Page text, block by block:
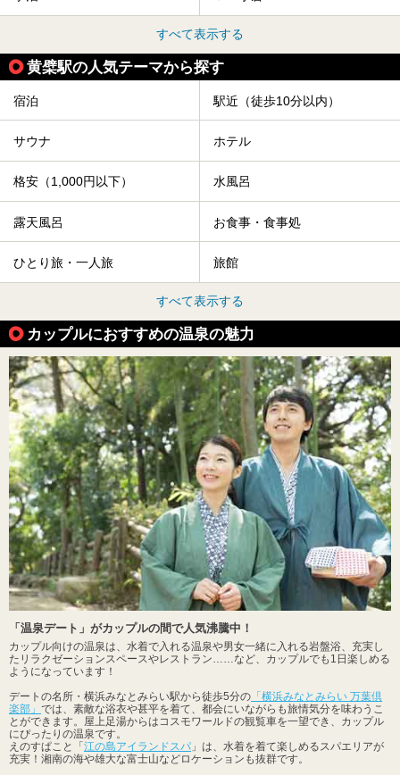
すべて表示する
黄檗駅の人気テーマから探す
宿泊 駅近（徒歩10分以内）
サウナ ホテル
格安（1,000円以下） 水風呂
露天風呂 お食事・食事処
ひとり旅・一人旅 旅館
すべて表示する
カップルにおすすめの温泉の魅力
「温泉デート」がカップルの間で人気沸騰中！
カップル向けの温泉は、水着で入れる温泉や男女一緒に入れる岩盤浴、充実し
たリラクゼーションスペースやレストラン……など、カップルでも1日楽しめる
ようになっています！
デートの名所・横浜みなとみらい駅から徒歩5分の 「横浜みなとみらい 万葉倶
楽部」 では、素敵な浴衣や甚平を着て、都会にいながらも旅情気分を味わうこ
とができます。屋上足湯からはコスモワールドの観覧車を一望でき、カップル
にぴったりの温泉です。
えのすぱこと「江の島アイランドスパ 」は、水着を着て楽しめるスパエリアが
充実！湘南の海や雄大な富士山などロケーションも抜群です。